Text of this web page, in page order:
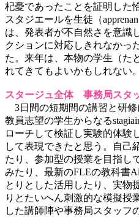
杞憂であったことを証明した
スタジエールを生徒（
は、発表者が不自然さを意識
クションに対応しきれなかっ
た。来年は、本物の学生（た
れてきてもよいかもしれない。
スタージュ全体 事務局スタ
3日間の短期間の講習と研修
教員志望の学生からなる
ローチして検証し実験的体験
して表現できたと思う。自己
たり、参加型の授業を目指し
みたり、最新のFLEの教科書
とりとした活用したり、実物
りとたいへん刺激的な模擬授
した講師陣や事務局スタッフ